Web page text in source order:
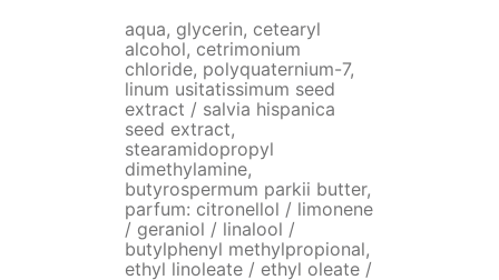
aqua, glycerin, cetearyl
alcohol, cetrimonium
chloride, polyquaternium-7,
linum usitatissimum seed
extract / salvia hispanica
seed extract,
stearamidopropyl
dimethylamine,
butyrospermum parkii butter,
parfum: citronellol / limonene
/ geraniol / linalool /
butylphenyl methylpropional,
ethyl linoleate / ethyl oleate /